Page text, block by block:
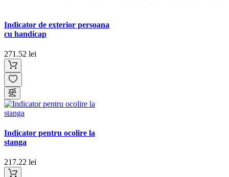
Indicator de exterior persoana
cu handicap
271.52 lei
Indicator pentru ocolire la
stanga
217.22 lei